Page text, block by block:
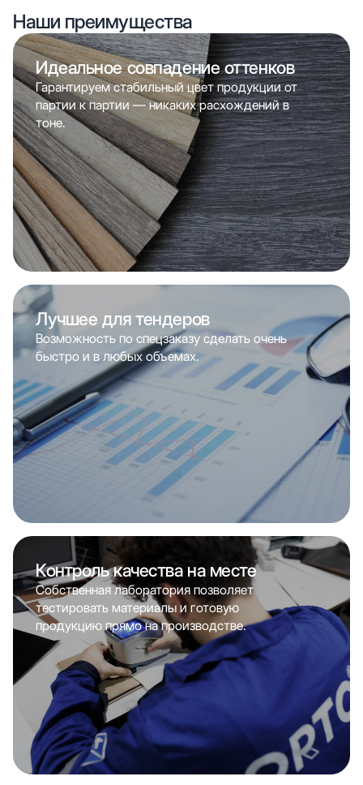
Наши преимущества
Идеальное совпадение оттенков
Гарантируем стабильный цвет продукции от
партии к партии — никаких расхождений в
тоне.
Лучшее для тендеров
Возможность по спецзаказу сделать очень
быстро и в любых объемах.
Контроль качества на месте
Собственная лаборатория позволяет
тестировать материалы и готовую
продукцию прямо на производстве.